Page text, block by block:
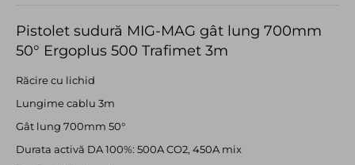
Pistolet sudură MIG-MAG gât lung 700mm
50° Ergoplus 500 Trafimet 3m
Răcire cu lichid
Lungime cablu 3m
Gât lung 700mm 50°
Durata activă DA 100%: 500A CO2, 450A mix